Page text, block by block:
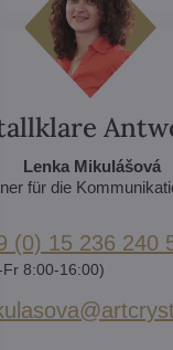
Lenka Mikulášová
für die
(0) 15 236 240
Fr 8:00-16:00)